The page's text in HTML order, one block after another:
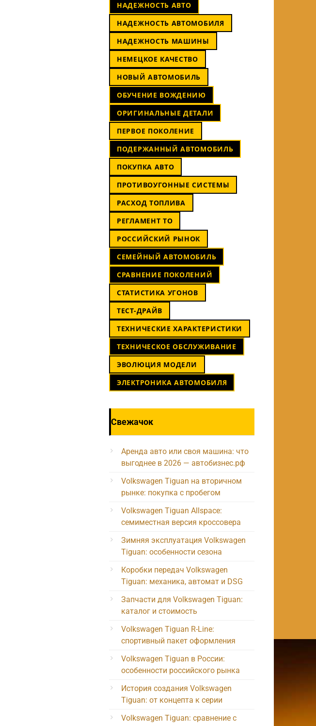
НАДЕЖНОСТЬ АВТО
НАДЕЖНОСТЬ АВТОМОБИЛЯ
НАДЕЖНОСТЬ МАШИНЫ
НЕМЕЦКОЕ КАЧЕСТВО
НОВЫЙ АВТОМОБИЛЬ
ОБУЧЕНИЕ ВОЖДЕНИЮ
ОРИГИНАЛЬНЫЕ ДЕТАЛИ
ПЕРВОЕ ПОКОЛЕНИЕ
ПОДЕРЖАННЫЙ АВТОМОБИЛЬ
ПОКУПКА АВТО
ПРОТИВОУГОННЫЕ СИСТЕМЫ
РАСХОД ТОПЛИВА
РЕГЛАМЕНТ ТО
РОССИЙСКИЙ РЫНОК
СЕМЕЙНЫЙ АВТОМОБИЛЬ
СРАВНЕНИЕ ПОКОЛЕНИЙ
СТАТИСТИКА УГОНОВ
ТЕСТ-ДРАЙВ
ТЕХНИЧЕСКИЕ ХАРАКТЕРИСТИКИ
ТЕХНИЧЕСКОЕ ОБСЛУЖИВАНИЕ
ЭВОЛЮЦИЯ МОДЕЛИ
ЭЛЕКТРОНИКА АВТОМОБИЛЯ
Свежачок
Аренда авто или своя машина: что
выгоднее в 2026 — автобизнес.рф
Volkswagen Tiguan на вторичном
рынке: покупка с пробегом
Volkswagen Tiguan Allspace:
семиместная версия кроссовера
Зимняя эксплуатация Volkswagen
Tiguan: особенности сезона
Коробки передач Volkswagen
Tiguan: механика, автомат и DSG
Запчасти для Volkswagen Tiguan:
каталог и стоимость
Volkswagen Tiguan R-Line:
спортивный пакет оформления
Volkswagen Tiguan в России:
особенности российского рынка
История создания Volkswagen
Tiguan: от концепта к серии
Volkswagen Tiguan: сравнение с